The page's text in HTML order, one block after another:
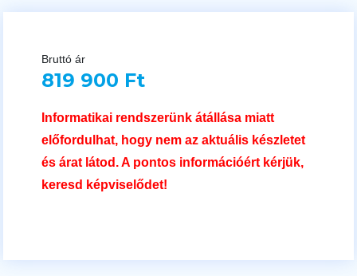
Bruttó ár
819 900 Ft
Informatikai rendszerünk átállása miatt
előfordulhat, hogy nem az aktuális készletet
és árat látod. A pontos információért kérjük,
keresd képviselődet!